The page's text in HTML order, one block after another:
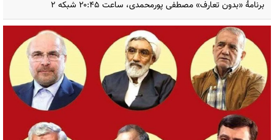
برنامۀ «بدون تعارف» مصطفی پورمحمدی، ساعت ۲۰:۴۵ شبکه ۲